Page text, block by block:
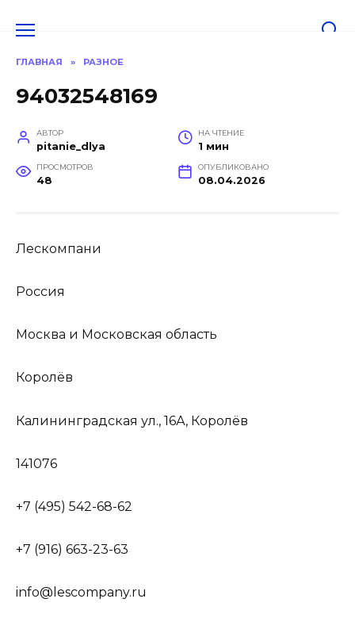
ГЛАВНАЯ » РАЗНОЕ
94032548169
АВТОР
pitanie_dlya
НА ЧТЕНИЕ
1 мин
ПРОСМОТРОВ
48
ОПУБЛИКОВАНО
08.04.2026
Лескомпани
Россия
Москва и Московская область
Королёв
Калининградская ул., 16А, Королёв
141076
+7 (495) 542-68-62
+7 (916) 663-23-63
info@lescompany.ru